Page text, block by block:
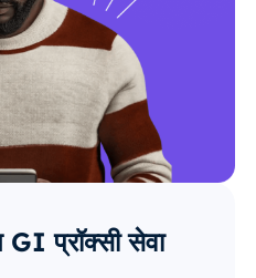
प्रॉक्सी सेवा